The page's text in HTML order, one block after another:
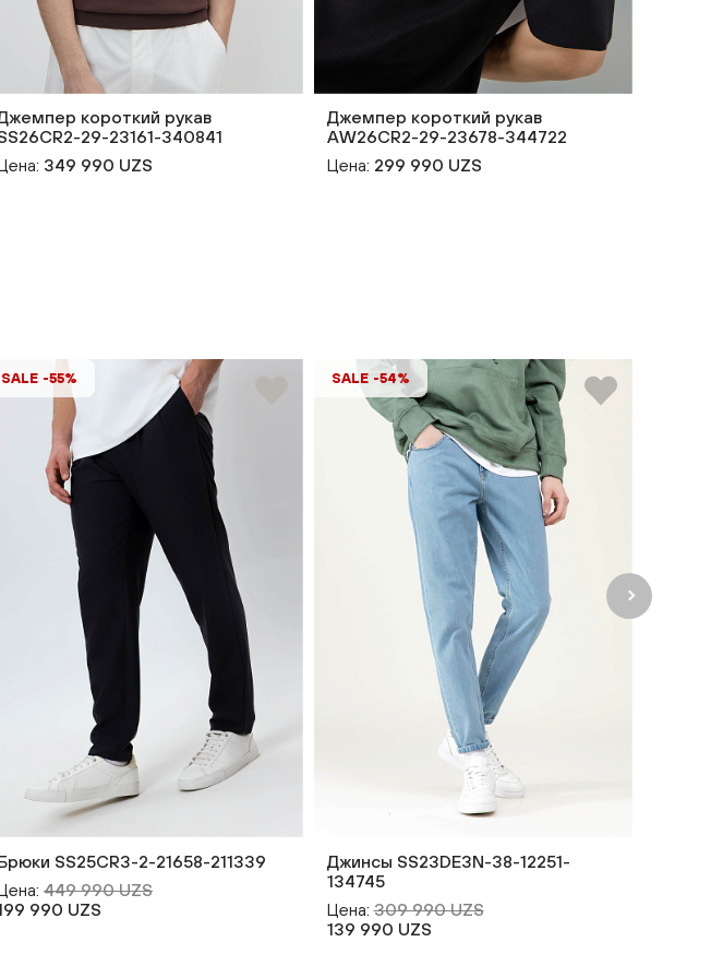
короткий рукав
29-23161-340841
349 990 UZS
Джемпер короткий рукав
AW26CR2-29-23678-344722
Цена: 299 990 UZS
SALE -55%
SS25CR3-2-21658-211339
449 990 UZS
990 UZS
SALE -54%
Джинсы SS23DE3N-38-12251-
134745
Цена: 309 990 UZS
139 990 UZS